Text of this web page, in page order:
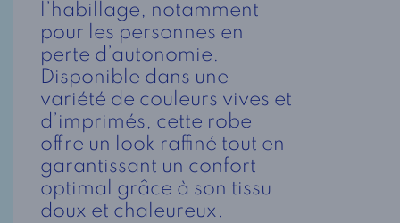
l’habillage, notamment
pour les personnes en
perte d’autonomie.
Disponible dans une
variété de couleurs vives et
d’imprimés, cette robe
offre un look raffiné tout en
garantissant un confort
optimal grâce à son tissu
doux et chaleureux.